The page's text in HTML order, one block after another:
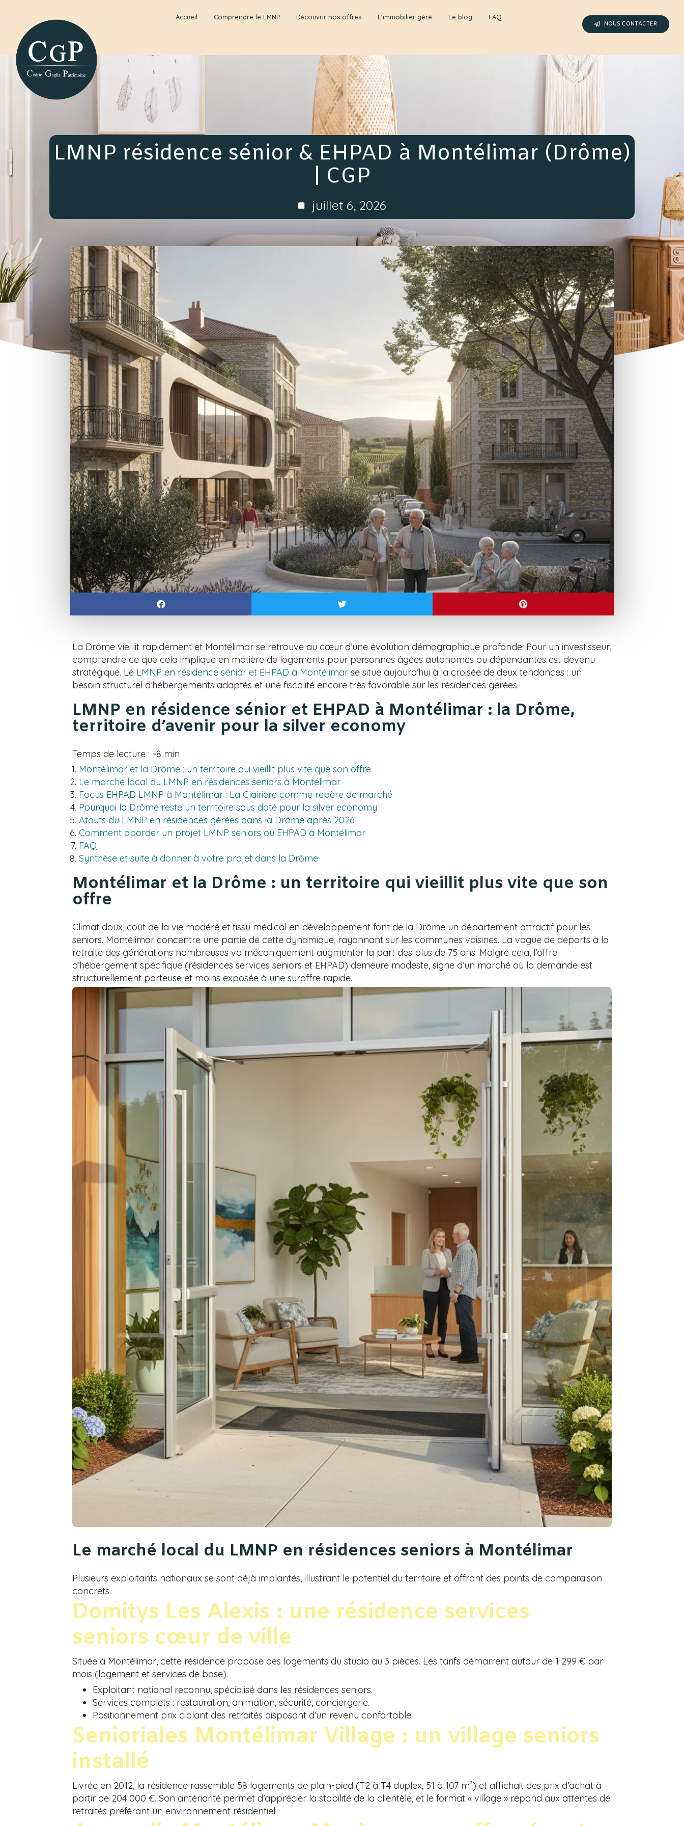
Accueil Comprendre le LMNP Découvrir nos offres L'immobilier géré Le blog FAQ
NOUS CONTACTER
LMNP résidence sénior & EHPAD à Montélimar (Drôme)
| CGP
juillet 6, 2026
La Drôme vieillit rapidement et Montélimar se retrouve au cœur d’une évolution démographique profonde. Pour un investisseur,
comprendre ce que cela implique en matière de logements pour personnes âgées autonomes ou dépendantes est devenu
stratégique. Le LMNP en résidence sénior et EHPAD à Montélimar se situe aujourd’hui à la croisée de deux tendances : un
besoin structurel d’hébergements adaptés et une fiscalité encore très favorable sur les résidences gérées.
LMNP en résidence sénior et EHPAD à Montélimar : la Drôme,
territoire d’avenir pour la silver economy
Temps de lecture : ~8 min
Montélimar et la Drôme : un territoire qui vieillit plus vite que son offre
Le marché local du LMNP en résidences seniors à Montélimar
Focus EHPAD LMNP à Montélimar : La Clairière comme repère de marché
Pourquoi la Drôme reste un territoire sous doté pour la silver economy
Atouts du LMNP en résidences gérées dans la Drôme après 2026
Comment aborder un projet LMNP seniors ou EHPAD à Montélimar
FAQ
Synthèse et suite à donner à votre projet dans la Drôme
Montélimar et la Drôme : un territoire qui vieillit plus vite que son
offre
Climat doux, coût de la vie modéré et tissu médical en développement font de la Drôme un département attractif pour les
seniors. Montélimar concentre une partie de cette dynamique, rayonnant sur les communes voisines. La vague de départs à la
retraite des générations nombreuses va mécaniquement augmenter la part des plus de 75 ans. Malgré cela, l’offre
d’hébergement spécifique (résidences services seniors et EHPAD) demeure modeste, signe d’un marché où la demande est
structurellement porteuse et moins exposée à une suroffre rapide.
Le marché local du LMNP en résidences seniors à Montélimar
Plusieurs exploitants nationaux se sont déjà implantés, illustrant le potentiel du territoire et offrant des points de comparaison
concrets.
Domitys Les Alexis : une résidence services
seniors cœur de ville
Située à Montélimar, cette résidence propose des logements du studio au 3 pièces. Les tarifs démarrent autour de 1 299 € par
mois (logement et services de base).
Exploitant national reconnu, spécialisé dans les résidences seniors.
Services complets : restauration, animation, sécurité, conciergerie.
Positionnement prix ciblant des retraités disposant d’un revenu confortable.
Senioriales Montélimar Village : un village seniors
installé
Livrée en 2012, la résidence rassemble 58 logements de plain-pied (T2 à T4 duplex, 51 à 107 m²) et affichait des prix d’achat à
partir de 204 000 €. Son antériorité permet d’apprécier la stabilité de la clientèle, et le format « village » répond aux attentes de
retraités préférant un environnement résidentiel.